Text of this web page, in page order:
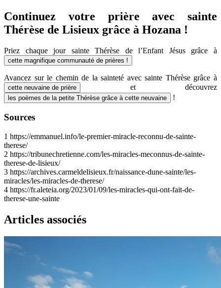
Continuez votre prière avec sainte
Thérèse de Lisieux grâce à Hozana !
Priez chaque jour sainte Thérèse de l’Enfant Jésus grâce à
cette magnifique communauté de prières !
Avancez sur le chemin de la sainteté avec sainte Thérèse grâce à
cette neuvaine de prière et découvrez
les poèmes de la petite Thérèse grâce à cette neuvaine !
Sources
1 https://emmanuel.info/le-premier-miracle-reconnu-de-sainte-
therese/
2 https://tribunechretienne.com/les-miracles-meconnus-de-sainte-
therese-de-lisieux/
3 https://archives.carmeldelisieux.fr/naissance-dune-sainte/les-
miracles/les-miracles-de-therese/
4 https://fr.aleteia.org/2023/01/09/les-miracles-qui-ont-fait-de-
therese-une-sainte
Articles associés